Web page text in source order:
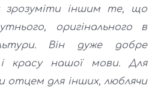
зрозуміти іншим те, що
оригінального в
Він дуже добре
і красу нашої мови. Для
отцем для інших, люблячи